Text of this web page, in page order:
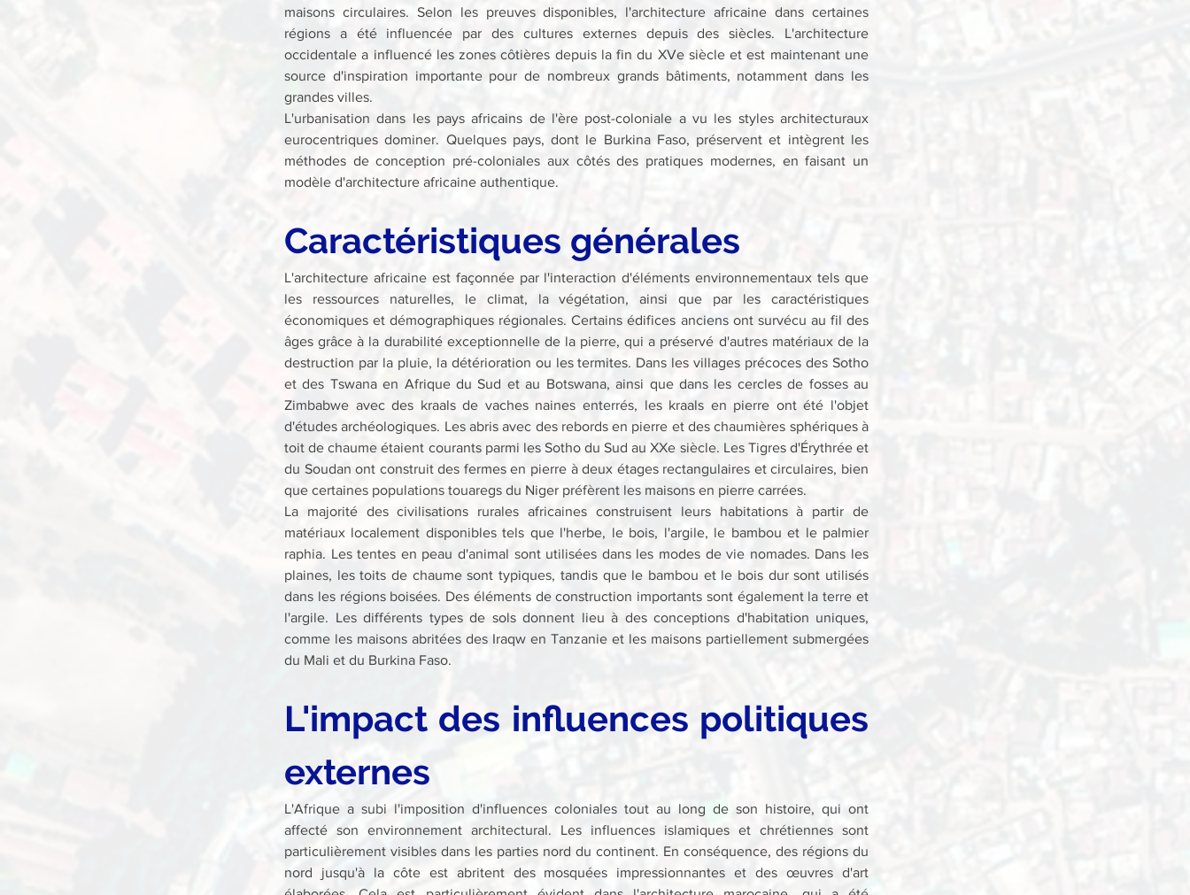
maisons circulaires. Selon les preuves disponibles, l'architecture africaine dans certaines
régions a été influencée par des cultures externes depuis des siècles. L'architecture
occidentale a influencé les zones côtières depuis la fin du XVe siècle et est maintenant une
source d'inspiration importante pour de nombreux grands bâtiments, notamment dans les
grandes villes.
L'urbanisation dans les pays africains de l'ère post-coloniale a vu les styles architecturaux
eurocentriques dominer. Quelques pays, dont le Burkina Faso, préservent et intègrent les
méthodes de conception pré-coloniales aux côtés des pratiques modernes, en faisant un
modèle d'architecture africaine authentique.
Caractéristiques générales
L'architecture africaine est façonnée par l'interaction d'éléments environnementaux tels que
les ressources naturelles, le climat, la végétation, ainsi que par les caractéristiques
économiques et démographiques régionales. Certains édifices anciens ont survécu au fil des
âges grâce à la durabilité exceptionnelle de la pierre, qui a préservé d'autres matériaux de la
destruction par la pluie, la détérioration ou les termites. Dans les villages précoces des Sotho
et des Tswana en Afrique du Sud et au Botswana, ainsi que dans les cercles de fosses au
Zimbabwe avec des kraals de vaches naines enterrés, les kraals en pierre ont été l'objet
d'études archéologiques. Les abris avec des rebords en pierre et des chaumières sphériques à
toit de chaume étaient courants parmi les Sotho du Sud au XXe siècle. Les Tigres d'Érythrée et
du Soudan ont construit des fermes en pierre à deux étages rectangulaires et circulaires, bien
que certaines populations touaregs du Niger préfèrent les maisons en pierre carrées.
La majorité des civilisations rurales africaines construisent leurs habitations à partir de
matériaux localement disponibles tels que l'herbe, le bois, l'argile, le bambou et le palmier
raphia. Les tentes en peau d'animal sont utilisées dans les modes de vie nomades. Dans les
plaines, les toits de chaume sont typiques, tandis que le bambou et le bois dur sont utilisés
dans les régions boisées. Des éléments de construction importants sont également la terre et
l'argile. Les différents types de sols donnent lieu à des conceptions d'habitation uniques,
comme les maisons abritées des Iraqw en Tanzanie et les maisons partiellement submergées
du Mali et du Burkina Faso.
L'impact des influences politiques
externes
L'Afrique a subi l'imposition d'influences coloniales tout au long de son histoire, qui ont
affecté son environnement architectural. Les influences islamiques et chrétiennes sont
particulièrement visibles dans les parties nord du continent. En conséquence, des régions du
nord jusqu'à la côte est abritent des mosquées impressionnantes et des œuvres d'art